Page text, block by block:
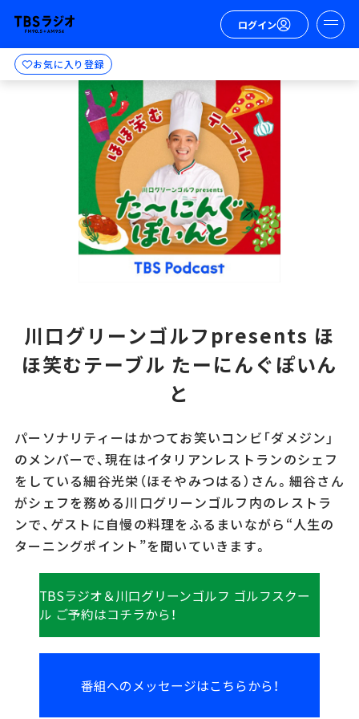
ログイン
お気に入り登録
川口グリーンゴルフpresents ほ
ほ笑むテーブル たーにんぐぽいん
と
パーソナリティーはかつてお笑いコンビ「ダメジン」
のメンバーで、現在はイタリアンレストランのシェフ
をしている細谷光栄（ほそやみつはる）さん。細谷さん
がシェフを務める川口グリーンゴルフ内のレストラ
ンで、ゲストに自慢の料理をふるまいながら“人生の
ターニングポイント”を聞いていきます。
TBSラジオ＆川口グリーンゴルフ ゴルフスクー
ル ご予約はコチラから！
番組へのメッセージはこちらから！